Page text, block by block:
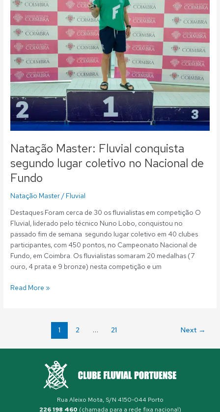
Natação Master: Fluvial conquista
segundo lugar coletivo no Nacional de
Fundo
Natação Master / Fluvial
Destaques Foram cerca de 30 os fluvialistas em competição O
Fluvial, liderado pelo técnico Nuno Lobo, conquistou no
passado fim de semana segundo lugar coletivo em 40 clubes
participantes, com 450 pontos, no Campeonato Nacional de
Fundo, em Coimbra. Os fluvialistas somaram 20 medalhas (7
ouro, 4 prata e 9 bronze) nesta competição e um
segundo
lugar
coletivo
no
Nacional
de
Fundo
Read More »
1 2 … 21 Next →
Rua Aleixo Mota, S/N 4150-044 Porto
226 198 460 (chamada para a rede fixa nacional)